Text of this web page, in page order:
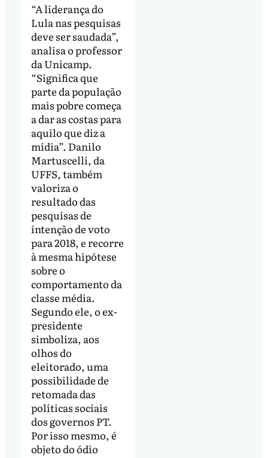
“A liderança do
Lula nas pesquisas
deve ser saudada”,
analisa o professor
da Unicamp.
“Significa que
parte da população
mais pobre começa
a dar as costas para
aquilo que diz a
mídia”. Danilo
Martuscelli, da
UFFS, também
valoriza o
resultado das
pesquisas de
intenção de voto
para 2018, e recorre
à mesma hipótese
sobre o
comportamento da
classe média.
Segundo ele, o ex-
presidente
simboliza, aos
olhos do
eleitorado, uma
possibilidade de
retomada das
políticas sociais
dos governos PT.
Por isso mesmo, é
objeto do ódio